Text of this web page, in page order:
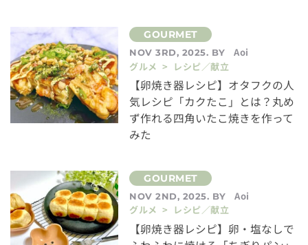
NOV 3RD, 2025. BY
Aoi
グルメ > レシピ／献立
【卵焼き器レシピ】オタフクの人
気レシピ「カクたこ」とは？丸め
ず作れる四角いたこ焼きを作って
みた
NOV 2ND, 2025. BY
Aoi
グルメ > レシピ／献立
【卵焼き器レシピ】卵・塩なしで